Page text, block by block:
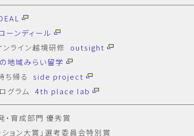
ーンディール
ライン越境研修
outsight
地域みらい留学
ち帰る
side project
グラム
4th place lab
・育成部門 優秀賞
ョン大賞」選考委員会特別賞